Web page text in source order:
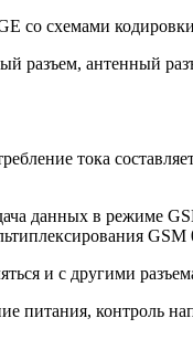
со схемами
разъем, антенный
тока
данных в режиме
GSM
и с другими
питания, контроль